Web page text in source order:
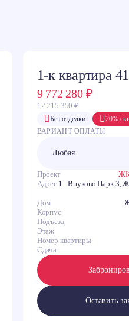
C
В
Ю
З
1-к квартира
9 772 280 ₽
12 215 350 ₽
20%
Без отделки
ВАРИАНТ ОПЛАТЫ
Проект
ЖК
Адрес 1 - Внуково Парк 3,
Дом
Корпус
Подъезд
Этаж
Номер квартиры
Сдача
Оставить